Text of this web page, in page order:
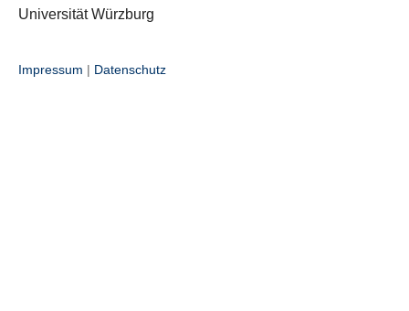
Universität Würzburg
Impressum | Datenschutz